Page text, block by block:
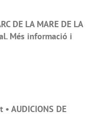
DE LA MARE DE LA
Més informació i
AUDICIONS DE